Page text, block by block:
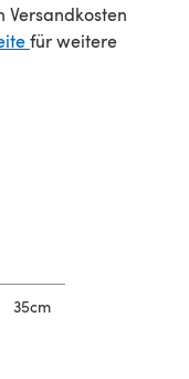
(öffnet sich in
für weitere
35cm